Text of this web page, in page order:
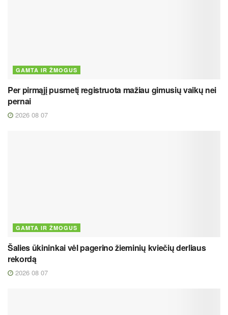
GAMTA IR ŽMOGUS
Per pirmąjį pusmetį registruota mažiau gimusių vaikų nei
pernai
2026 08 07
GAMTA IR ŽMOGUS
Šalies ūkininkai vėl pagerino žieminių kviečių derliaus
rekordą
2026 08 07